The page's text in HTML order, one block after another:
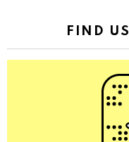
FIND